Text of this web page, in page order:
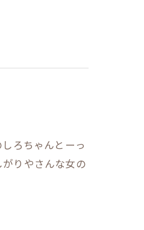
ろちゃんとーっ
りやさんな女の